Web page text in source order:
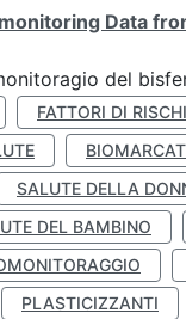
Data
del
FATTORI DI
SALUTE DELLA
DEL BAMBINO
PLASTICIZZANTI